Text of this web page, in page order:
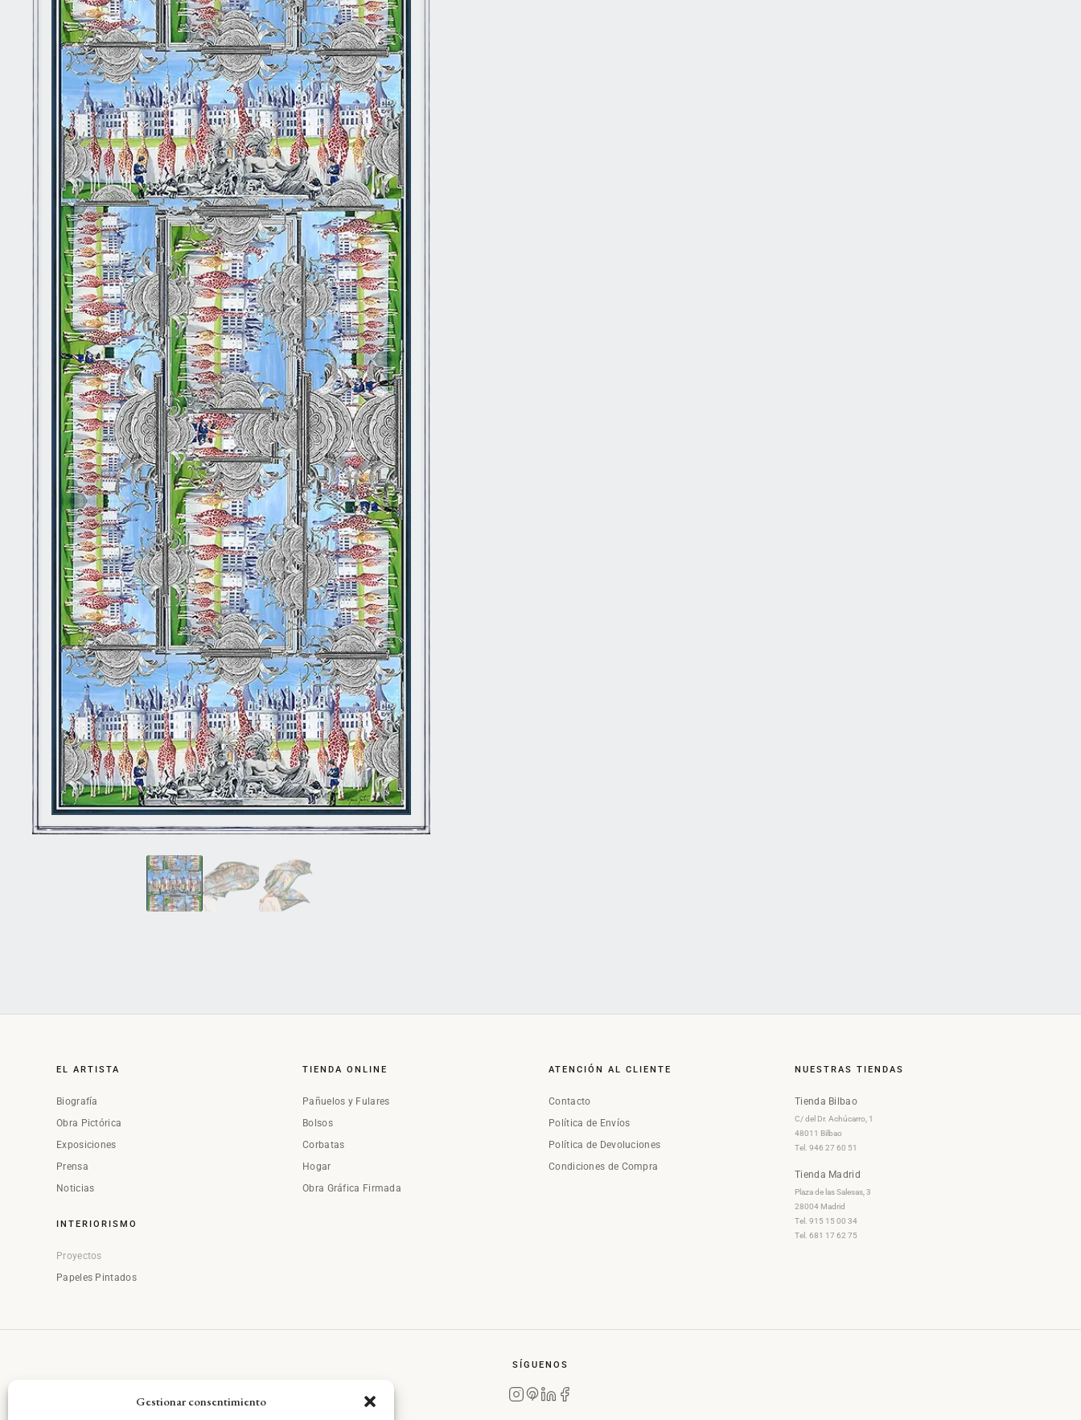
Gestionar consentimiento
EL ARTISTA
Biografía
Obra Pictórica
Exposiciones
Prensa
Noticias
INTERIORISMO
Proyectos
Papeles Pintados
TIENDA ONLINE
Pañuelos y Fulares
Bolsos
Corbatas
Hogar
Obra Gráfica Firmada
ATENCIÓN AL CLIENTE
Contacto
Política de Envíos
Política de Devoluciones
Condiciones de Compra
NUESTRAS TIENDAS
Tienda Bilbao
C/ del Dr. Achúcarro, 1
48011 Bilbao
Tel. 946 27 60 51
Tienda Madrid
Plaza de las Salesas, 3
28004 Madrid
Tel. 915 15 00 34
Tel. 681 17 62 75
SÍGUENOS